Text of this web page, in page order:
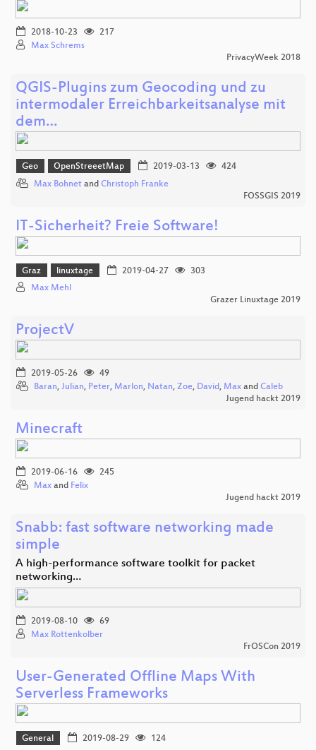
2018-10-23
217
Max Schrems
PrivacyWeek 2018
QGIS-Plugins zum Geocoding und zu
intermodaler Erreichbarkeitsanalyse mit
dem…
Geo OpenStreeetMap 2019-03-13
424
Max Bohnet and Christoph Franke
FOSSGIS 2019
IT-Sicherheit? Freie Software!
Graz linuxtage 2019-04-27
303
Max Mehl
Grazer Linuxtage 2019
ProjectV
2019-05-26
49
Baran, Julian, Peter, Marlon, Natan, Zoe, David, Max and Caleb
Jugend hackt 2019
Minecraft
2019-06-16
245
Max and Felix
Jugend hackt 2019
Snabb: fast software networking made
simple
A high-performance software toolkit for packet
networking…
2019-08-10
69
Max Rottenkolber
FrOSCon 2019
User-Generated Offline Maps With
Serverless Frameworks
General 2019-08-29
124